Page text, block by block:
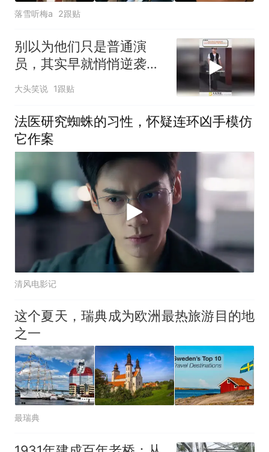
落雪听梅a 2跟贴
别以为他们只是普通演
员，其实早就悄悄逆袭成
了圈内真正的资本
大头笑说 1跟贴
法医研究蜘蛛的习性，怀疑连环凶手模仿
它作案
清风电影记
这个夏天，瑞典成为欧洲最热旅游目的地
之一
最瑞典